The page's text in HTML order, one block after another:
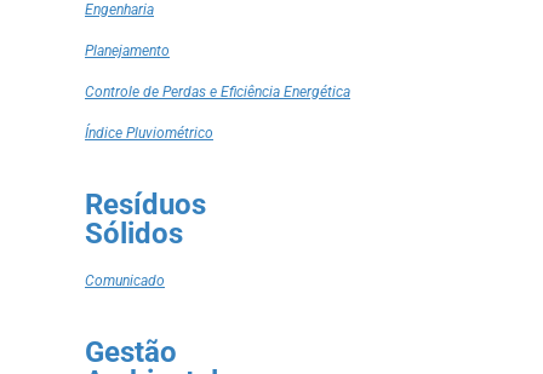
Engenharia
Planejamento
Controle de Perdas e Eficiência Energética
Índice Pluviométrico
Resíduos
Sólidos
Comunicado
Gestão